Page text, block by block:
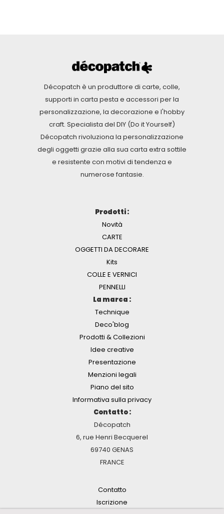
Décopatch è un produttore di carte, colle,
supporti in carta pesta e accessori per la
personalizzazione, la decorazione e l'hobby
craft. Specialista del DIY (Do it Yourself)
Décopatch rivoluziona la personalizzazione
degli oggetti grazie alla sua carta extra sottile
e resistente con motivi di tendenza e
numerose fantasie.
Prodotti :
Novità
CARTE
OGGETTI DA DECORARE
Kits
COLLE E VERNICI
PENNELLI
La marca :
Technique
Deco'blog
Prodotti & Collezioni
Idee creative
Presentazione
Menzioni legali
Piano del sito
Informativa sulla privacy
Contatto :
Décopatch
6, rue Henri Becquerel
69740 GENAS
FRANCE
Contatto
Iscrizione